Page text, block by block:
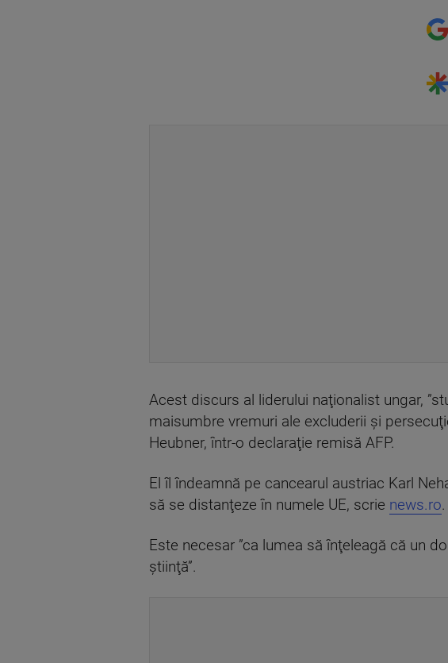
Acest discurs al liderului naţionalist ungar,
maisumbre vremuri ale excluderii şi
Heubner, într-o declaraţie remisă AFP.
El îl îndeamnă pe cancearul austriac Karl
să se distanţeze în numele UE, scrie news.ro.
Este necesar ”ca lumea să înţeleagă că un
ştiinţă”.